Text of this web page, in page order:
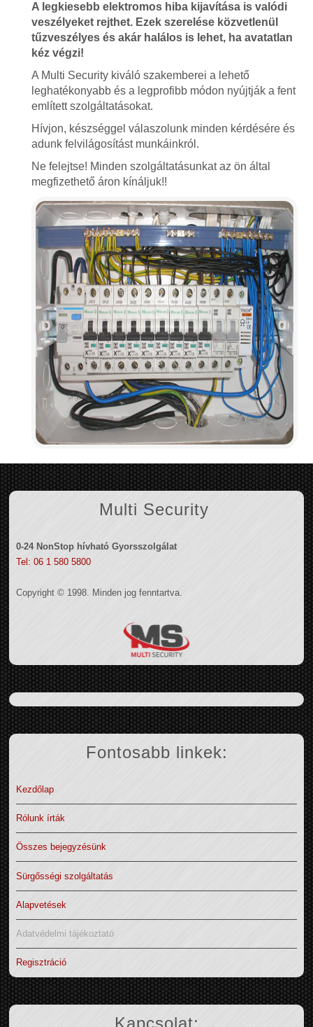
A legkiesebb elektromos hiba kijavítása is valódi
veszélyeket rejthet. Ezek szerelése közvetlenül
tűzveszélyes és akár halálos is lehet, ha avatatlan
kéz végzi!
A Multi Security kiváló szakemberei a lehető
leghatékonyabb és a legprofibb módon nyújtják a fent
említett szolgáltatásokat.
Hívjon, készséggel válaszolunk minden kérdésére és
adunk felvilágosítást munkáinkról.
Ne felejtse! Minden szolgáltatásunkat az ön által
megfizethető áron kínáljuk!!
Multi Security
0-24 NonStop hívható Gyorsszolgálat
Tel: 06 1 580 5800
Copyright © 1998. Minden jog fenntartva.
Fontosabb linkek:
Kezdőlap
Rólunk írták
Összes bejegyzésünk
Sürgősségi szolgáltatás
Alapvetések
Adatvédelmi tájékoztató
Regisztráció